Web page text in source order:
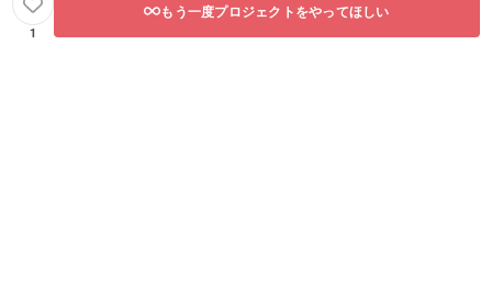
1
もう一度プロジェクトをやってほしい